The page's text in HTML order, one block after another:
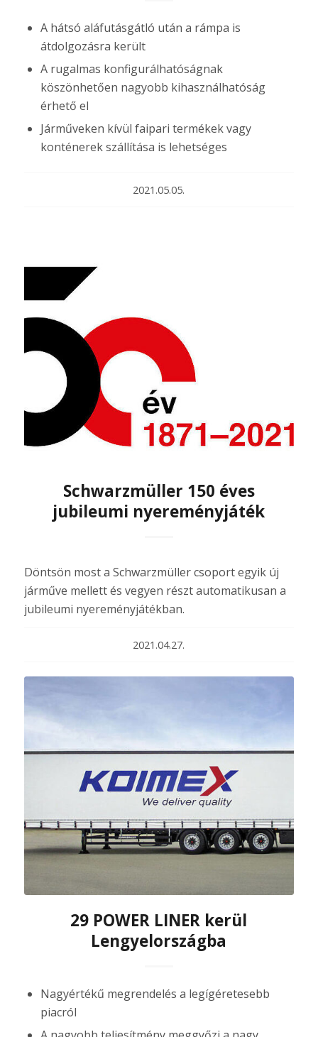
A hátsó aláfutásgátló után a rámpa is
átdolgozásra került
A rugalmas konfigurálhatóságnak
köszönhetően nagyobb kihasználhatóság
érhető el
Járműveken kívül faipari termékek vagy
konténerek szállítása is lehetséges
2021.05.05.
Schwarzmüller 150 éves
jubileumi nyereményjáték
Döntsön most a Schwarzmüller csoport egyik új
járműve mellett és vegyen részt automatikusan a
jubileumi nyereményjátékban.
2021.04.27.
29 POWER LINER kerül
Lengyelországba
Nagyértékű megrendelés a legígéretesebb
piacról